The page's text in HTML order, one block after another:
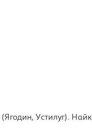
Устилуг).